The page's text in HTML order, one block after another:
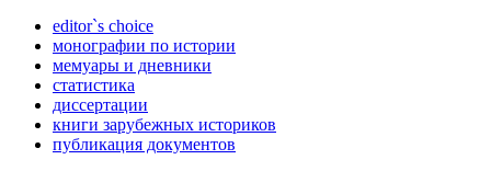
editor`s choice
монографии по истории
мемуары и дневники
статистика
диссертации
книги зарубежных историков
публикация документов